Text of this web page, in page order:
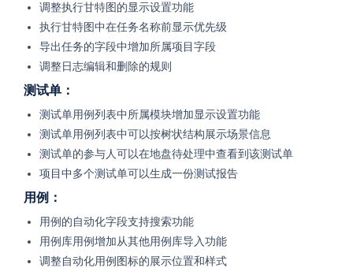
调整执行甘特图的显示设置功能
执行甘特图中在任务名称前显示优先级
导出任务的字段中增加所属项目字段
调整日志编辑和删除的规则
测试单：
测试单用例列表中所属模块增加显示设置功能
测试单用例列表中可以按树状结构展示场景信息
测试单的参与人可以在地盘待处理中查看到该测试单
项目中多个测试单可以生成一份测试报告
用例：
用例的自动化字段支持搜索功能
用例库用例增加从其他用例库导入功能
调整自动化用例图标的展示位置和样式